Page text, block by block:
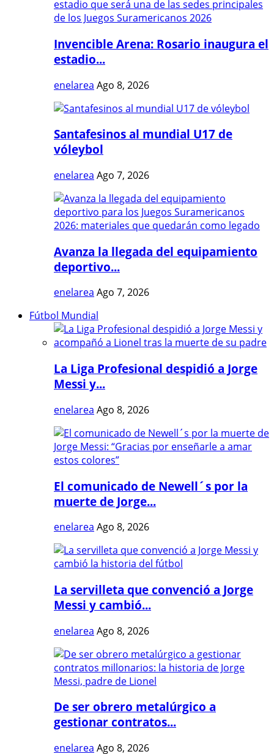
Invencible Arena: Rosario inaugura el
estadio...
enelarea Ago 8, 2026
Santafesinos al mundial U17 de
vóleybol
enelarea Ago 7, 2026
Avanza la llegada del equipamiento
deportivo...
enelarea Ago 7, 2026
Fútbol Mundial
La Liga Profesional despidió a Jorge
Messi y...
enelarea Ago 8, 2026
El comunicado de Newell´s por la
muerte de Jorge...
enelarea Ago 8, 2026
La servilleta que convenció a Jorge
Messi y cambió...
enelarea Ago 8, 2026
De ser obrero metalúrgico a
gestionar contratos...
enelarea Ago 8, 2026